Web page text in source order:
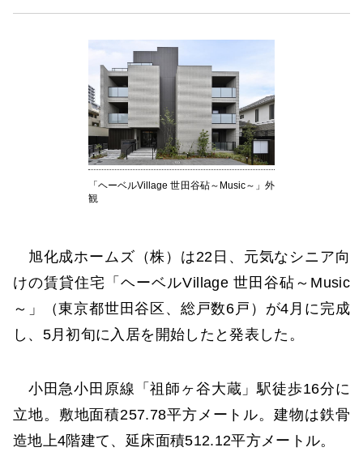
「ヘーベルVillage 世田谷砧～Music～」外
観
旭化成ホームズ（株）は22日、元気なシニア向
けの賃貸住宅「ヘーベルVillage 世田谷砧～Music
～」（東京都世田谷区、総戸数6戸）が4月に完成
し、5月初旬に入居を開始したと発表した。
小田急小田原線「祖師ヶ谷大蔵」駅徒歩16分に
立地。敷地面積257.78平方メートル。建物は鉄骨
造地上4階建て、延床面積512.12平方メートル。